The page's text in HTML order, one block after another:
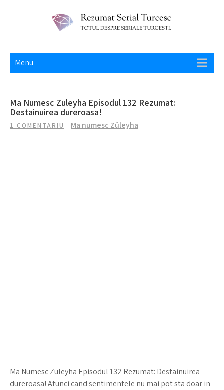
REZUMAT SERIAL TURCESC
Menu
Ma Numesc Zuleyha Episodul 132 Rezumat:
Destainuirea dureroasa!
1 COMENTARIU Ma numesc Züleyha
Ma Numesc Zuleyha Episodul 132 Rezumat: Destainuirea
dureroasa! Atunci cand sentimentele nu mai pot sta doar in